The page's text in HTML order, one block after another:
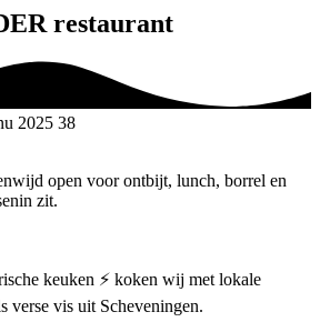
restaurant
open voor ontbijt, lunch, borrel en
zit.
keuken ⚡️ koken wij met lokale
verse vis uit Scheveningen.